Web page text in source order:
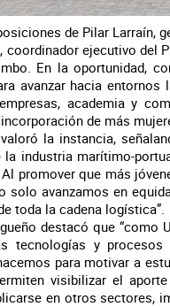
de Pilar Larraín,
coordinador ejecutivo del
En la oportunidad,
avanzar hacia
academia y
de más
la instancia,
industria marítimo-
promover que más
solo avanzamos en
toda la cadena logística”.
destacó que
tecnologías y
para motivar a
visibilizar el
en otros sectores,